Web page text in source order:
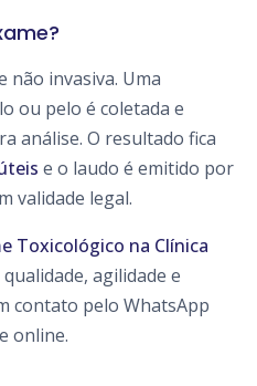
não invasiva. Uma
ou pelo é coletada e
análise. O resultado fica
e o laudo é emitido por
validade legal.
Toxicológico na Clínica
agilidade e
contato pelo WhatsApp
online.